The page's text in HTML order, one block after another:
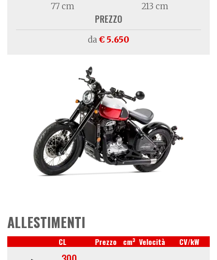
77 cm 213 cm
PREZZO
da€ 5.650
ALLESTIMENTI
CL Prezzo cm3 Velocità CV/kW